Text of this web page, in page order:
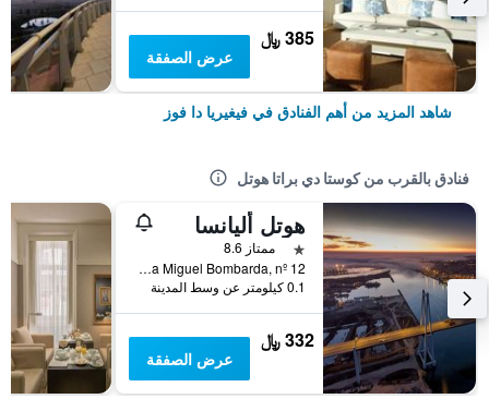
385 ﷼
عرض الصفقة
شاهد المزيد من أهم الفنادق في فيغيريا دا فوز
فنادق بالقرب من كوستا دي براتا هوتل
هوتل أليانسا
نجمة واحدة
ممتاز 8.6
Rua Miguel Bombarda, nº 12, فيغيريا دا فوز, محافظة كويمبرا, البرتغال
0.1 كيلومتر عن وسط المدينة
332 ﷼
عرض الصفقة